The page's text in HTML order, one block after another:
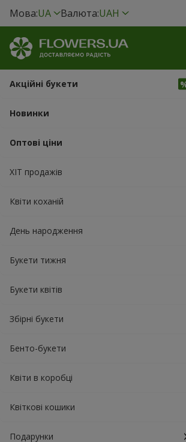
Мова:UA Валюта:UAH
Акційні букети
Новинки
Оптові ціни
ХІТ продажів
Квіти коханій
День народження
Букети тижня
Букети квітів
Збірні букети
Бенто-букети
Квіти в коробці
Квіткові кошики
Подарунки